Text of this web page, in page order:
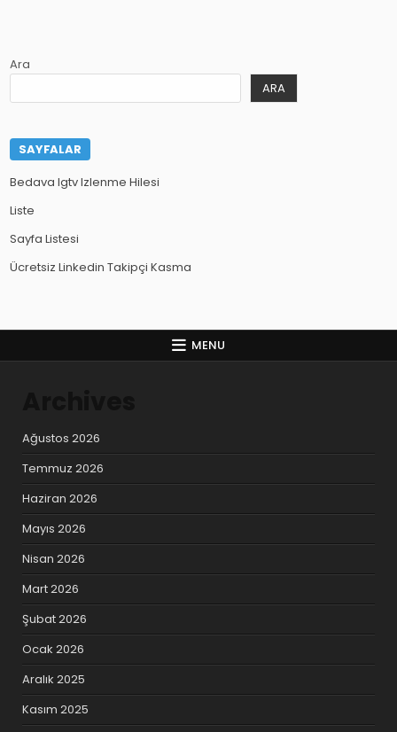
Ara
ARA
SAYFALAR
Bedava Igtv Izlenme Hilesi
Liste
Sayfa Listesi
Ücretsiz Linkedin Takipçi Kasma
MENU
Ağustos 2026
Temmuz 2026
Haziran 2026
Mayıs 2026
Nisan 2026
Mart 2026
Şubat 2026
Ocak 2026
Aralık 2025
Kasım 2025